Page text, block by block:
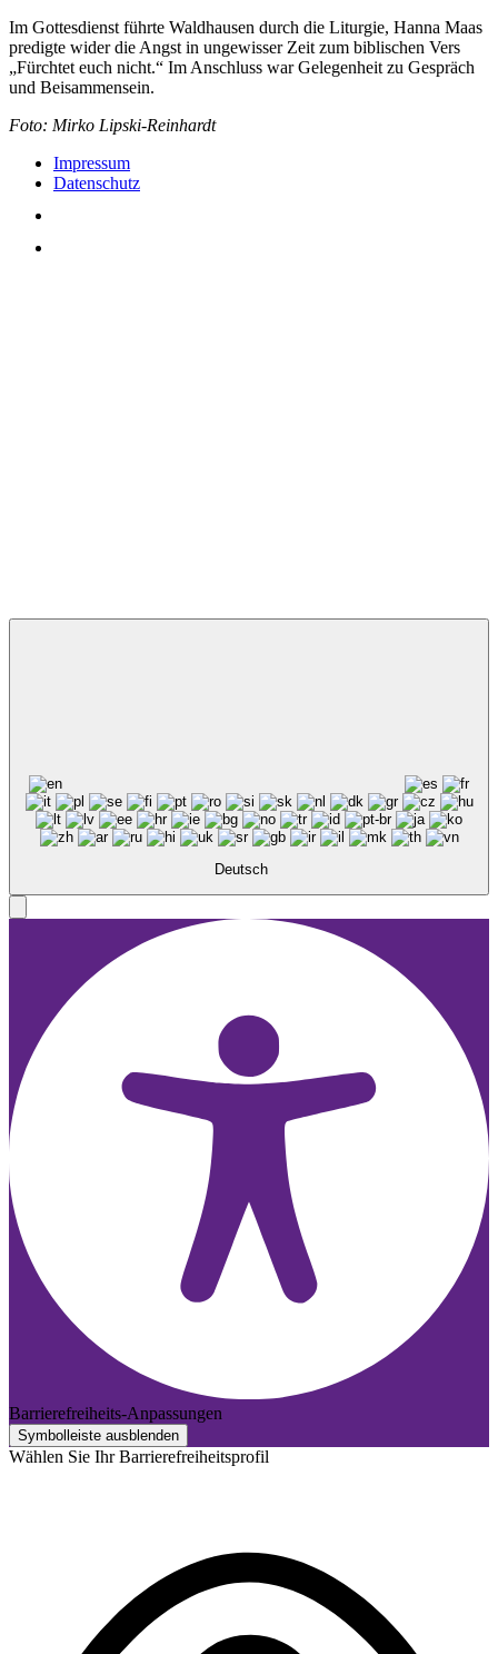
Im Gottesdienst führte Waldhausen durch die Liturgie, Hanna Maas
predigte wider die Angst in ungewisser Zeit zum biblischen Vers
„Fürchtet euch nicht.“ Im Anschluss war Gelegenheit zu Gespräch
und Beisammensein.
Foto: Mirko Lipski-Reinhardt
Impressum
Datenschutz
Deutsch
Barrierefreiheits-Anpassungen
Symbolleiste ausblenden
Wählen Sie Ihr Barrierefreiheitsprofil